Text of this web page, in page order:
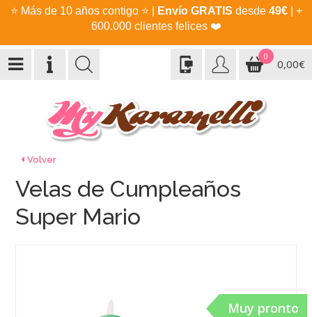
⭐ Más de 10 años contigo ⭐ Envío GRATIS desde 49€| +
600.000 clientes felices ❤️
0
0,00€
Volver
Muy pronto
Velas de Cumpleaños
Super Mario